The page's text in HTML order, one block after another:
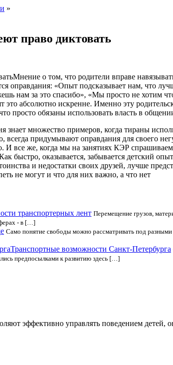
»
право диктовать
Мнение о том, что родители вправе
оправдания: «Опыт подсказывает нам, что
нам за это спасибо», «Мы просто не хотим
абсолютно искренне. Именно эту
просто обязаны использовать власть в
знает множество примеров, когда тираны
всегда придумывают оправдания для своего
И все же, когда мы на занятиях КЭР
быстро, оказывается, забывается детский
и недостатки своих друзей, лучше
не могут и что для них важно, а что нет
транспортерных лент Перемещение грузов,
- в […]
Само понятие свободы можно рассматривать под
Транспортные возможности Санкт-Петербурга
предпосылками к развитию здесь […]
эффективно управлять поведением детей,